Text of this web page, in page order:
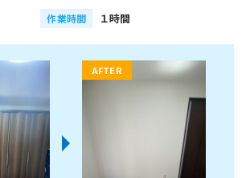
作業時間 １時間